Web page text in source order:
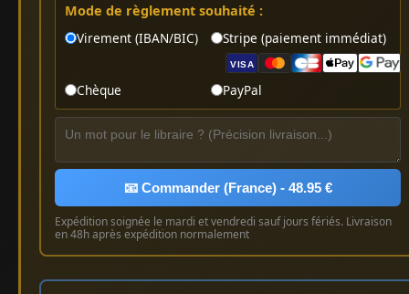
Mode de règlement souhaité :
Virement (IBAN/BIC)
Stripe (paiement immédiat)
VISA
Chèque PayPal
📧 Commander (France) - 48.95 €
Expédition soignée le mardi et vendredi sauf jours fériés. Livraison
en 48h après expédition normalement